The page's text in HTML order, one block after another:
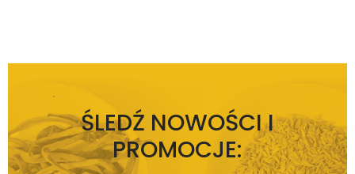
ŚLEDŹ NOWOŚCI I
PROMOCJE: